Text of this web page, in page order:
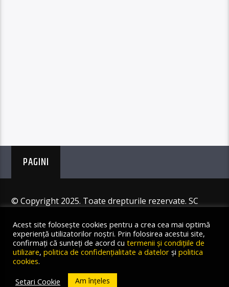
PAGINI
© Copyright 2025. Toate drepturile rezervate. SC
Acest site folosește cookies pentru a crea cea mai optimă
experiență utilizatorilor noștri. Prin folosirea acestui site,
confirmați că sunteți de acord cu termenii și condițiile de
utilizare, politica de confidențialitate a datelor și politica
cookies.
Setari Cookie
Am înțeles